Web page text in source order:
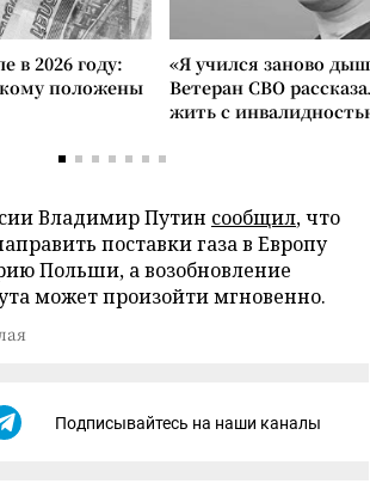
в 2026 году:
положены
«Я учился заново
Ветеран СВО
жить с
Владимир Путин сообщил, что
поставки газа в Европу
Польши, а возобновление
может произойти мгновенно.
Подписывайтесь на наши каналы